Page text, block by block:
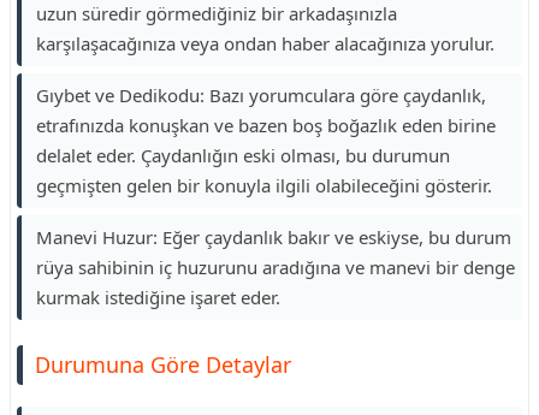
uzun süredir görmediğiniz bir arkadaşınızla
karşılaşacağınıza veya ondan haber alacağınıza yorulur.
Gıybet ve Dedikodu: Bazı yorumculara göre çaydanlık,
etrafınızda konuşkan ve bazen boş boğazlık eden birine
delalet eder. Çaydanlığın eski olması, bu durumun
geçmişten gelen bir konuyla ilgili olabileceğini gösterir.
Manevi Huzur: Eğer çaydanlık bakır ve eskiyse, bu durum
rüya sahibinin iç huzurunu aradığına ve manevi bir denge
kurmak istediğine işaret eder.
Durumuna Göre Detaylar